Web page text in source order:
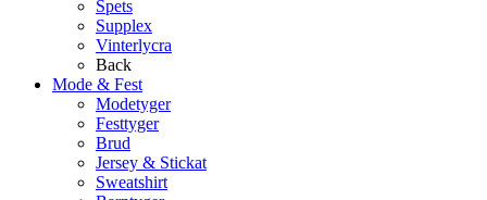
Spets
Supplex
Vinterlycra
Back
Mode & Fest
Modetyger
Festtyger
Brud
Jersey & Stickat
Sweatshirt